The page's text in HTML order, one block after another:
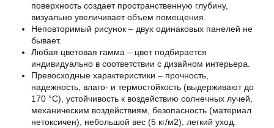
поверхность создает пространственную глубину,
визуально увеличивает объем помещения.
Неповторимый рисунок – двух одинаковых панелей не
бывает.
Любая цветовая гамма – цвет подбирается
индивидуально в соответствии с дизайном интерьера.
Превосходные характеристики – прочность,
надежность, влаго- и термостойкость (выдерживают до
170 °C), устойчивость к воздействию солнечных лучей,
механическим воздействиям, безопасность (материал
нетоксичен), небольшой вес (5 кг/м2), легкий уход.